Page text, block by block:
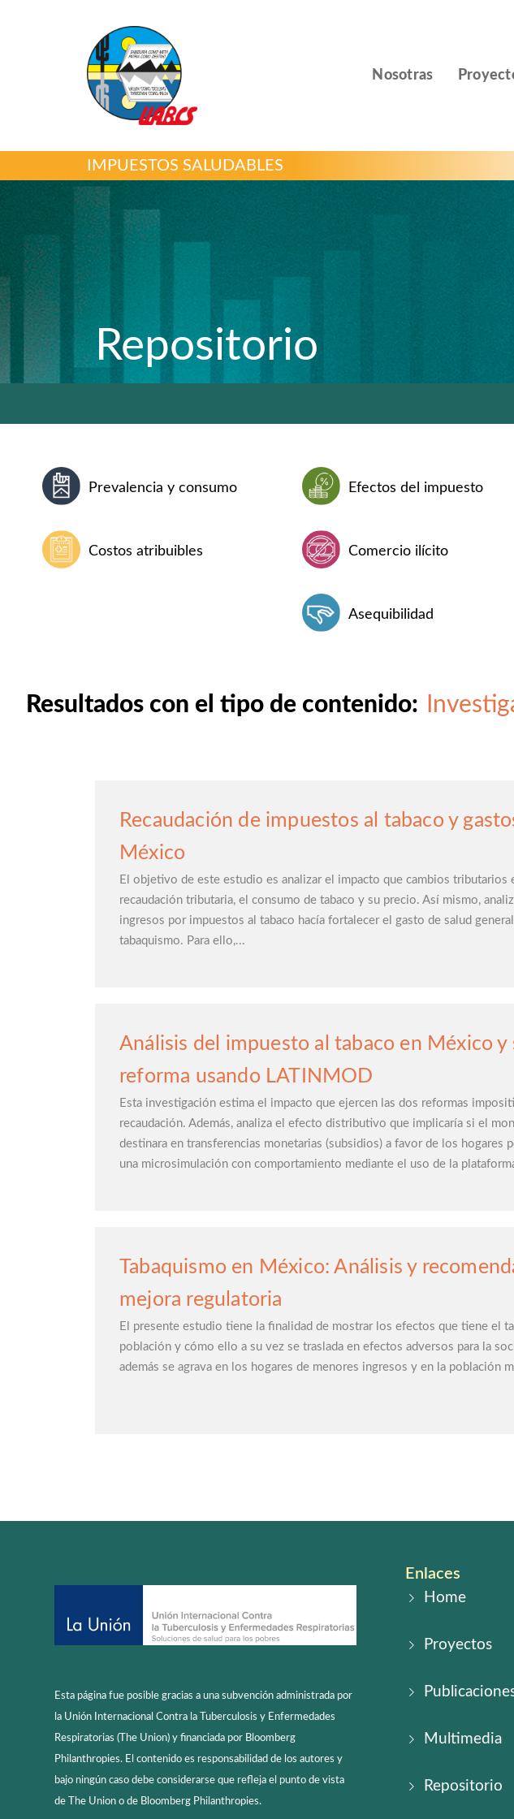
Nosotras
IMPUESTOS SALUDABLES
Repositorio
Prevalencia y consumo Efectos del impuesto
Costos atribuibles Comercio ilícito
Asequibilidad
Resultados con el tipo de contenido:
Recaudación de impuestos al tabaco y
México
El objetivo de este estudio es analizar el impacto que cambios tributarios
recaudación tributaria, el consumo de tabaco y su precio. Así mismo,
ingresos por impuestos al tabaco hacía fortalecer el gasto de salud
tabaquismo. Para ello,...
Análisis del impuesto al tabaco en México y
reforma usando LATINMOD
Esta investigación estima el impacto que ejercen las dos reformas
recaudación. Además, analiza el efecto distributivo que implicaría si el
destinara en transferencias monetarias (subsidios) a favor de los hogares
una microsimulación con comportamiento mediante el uso de la
Tabaquismo en México: Análisis y
mejora regulatoria
El presente estudio tiene la finalidad de mostrar los efectos que tiene el
población y cómo ello a su vez se traslada en efectos adversos para la
además se agrava en los hogares de menores ingresos y en la población
Esta página fue posible gracias a una subvención administrada por
la Unión Internacional Contra la Tuberculosis y Enfermedades
Respiratorias (The Union) y financiada por Bloomberg
Philanthropies. El contenido es responsabilidad de los autores y
bajo ningún caso debe considerarse que refleja el punto de vista
de The Union o de Bloomberg Philanthropies.
Enlaces
Home
Proyectos
Multimedia
Repositorio